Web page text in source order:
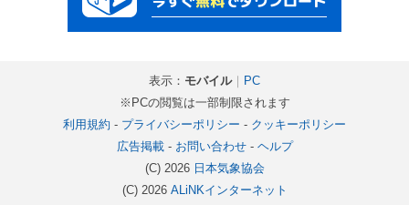
表示： モバイル｜
PC
※PCの閲覧は一部制限されます
利用規約 - プライバシーポリシー - クッキーポリシー
広告掲載- お問い合わせ- ヘルプ
(C) 2026 日本気象協会
(C) 2026 ALiNKインターネット